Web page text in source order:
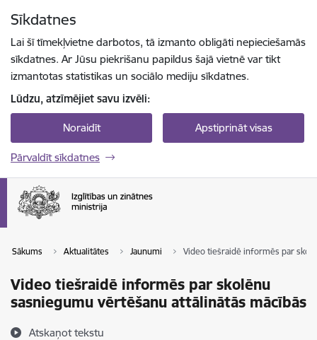
Sīkdatnes
Lai šī tīmekļvietne darbotos, tā izmanto obligāti nepieciešamās
sīkdatnes. Ar Jūsu piekrišanu papildus šajā vietnē var tikt
izmantotas statistikas un sociālo mediju sīkdatnes.
Lūdzu, atzīmējiet savu izvēli:
Noraidīt Apstiprināt visas
Pārvaldīt sīkdatnes
Sākums Aktualitātes Jaunumi Video tiešraidē informēs par
Video tiešraidē informēs par skolēnu
sasniegumu vērtēšanu attālinātās mācībās
Atskaņot tekstu